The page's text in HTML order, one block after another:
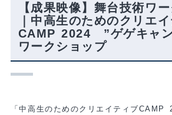
【成果映像】舞台技術ワ
｜中高生のためのクリエ
CAMP 2024 ”ゲゲキャ
ワークショップ
「中高生のためのクリエイティブ